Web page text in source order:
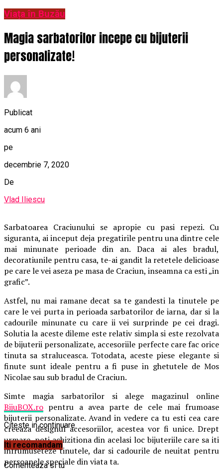
Viața în Buzău
Magia sarbatorilor incepe cu bijuterii
personalizate!
Publicat
acum 6 ani
pe
decembrie 7, 2020
De
Vlad Iliescu
Sarbatoarea Craciunului se apropie cu pasi repezi. Cu
siguranta, ai inceput deja pregatirile pentru una dintre cele
mai minunate perioade din an. Daca ai ales bradul,
decoratiunile pentru casa, te-ai gandit la retetele delicioase
pe care le vei aseza pe masa de Craciun, inseamna ca esti „in
grafic”.
Astfel, nu mai ramane decat sa te gandesti la tinutele pe
care le vei purta in perioada sarbatorilor de iarna, dar si la
cadourile minunate cu care ii vei surprinde pe cei dragi.
Solutia la aceste dileme este relativ simpla si este rezolvata
de bijuterii personalizate, accesoriile perfecte care fac orice
tinuta sa straluceasca. Totodata, aceste piese elegante si
finute sunt ideale pentru a fi puse in ghetutele de Mos
Nicolae sau sub bradul de Craciun.
Simte magia sarbatorilor si alege magazinul online
BijuBOX.ro pentru a avea parte de cele mai frumoase
bijuterii personalizate. Avand in vedere ca tu esti cea care
creeaza designul accesoriilor, acestea vor fi unice. Drept
urmare, poti achizitiona din acelasi loc bijuteriile care sa iti
infrumuseteze tinutele, dar si cadourile de neuitat pentru
persoanele speciale din viata ta.
Citeste in continuare
Iti recomandam
Comenteaza si tu